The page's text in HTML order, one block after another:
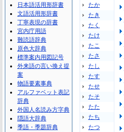
たか
たき
たく
たけ
たこ
たさ
たし
たす
たせ
たそ
たた
たち
たつ
日本語活用形辞書
文語活用形辞書
丁寧表現の辞書
宮内庁用語
難読語辞典
原色大辞典
標準案内用図記号
外来語の言い換え提
案
物語要素事典
アルファベット表記
辞典
外国人名読み方字典
隠語大辞典
季語・季題辞典